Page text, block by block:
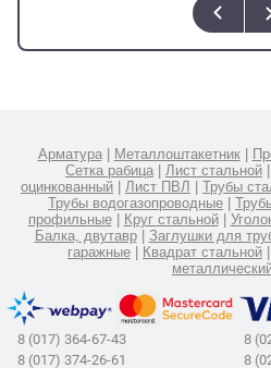
8 (017) 364-67-43
8 (017) 374-26-61
8
8
Арматура| Металлоштакетник|
Сетка рабица | Лист стальной |
оцинкованный | Лист ПВЛ | Трубы
Трубы водогазопроводные |
профильные| Круг стальной|
Балка, двутавр| Заглушки для
гаражные | Квадрат стальной |